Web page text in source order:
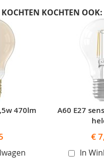
KOCHTEN OOK:
470lm
A60 E27
€
In